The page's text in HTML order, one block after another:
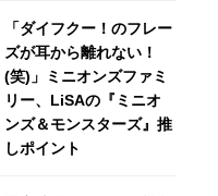
「ダイフクー！のフレー
ズが耳から離れない！
(笑)」ミニオンズファミ
リー、LiSAの『ミニオ
ンズ＆モンスターズ』推
しポイント